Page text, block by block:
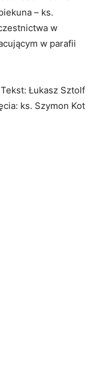
– ks.
w
w parafii
Tekst: Łukasz Sztolf
ks. Szymon Kot